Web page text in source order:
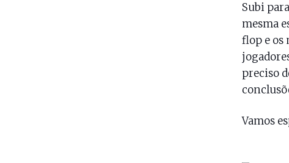
Subi
mesma
flop e os
preciso
Vamos